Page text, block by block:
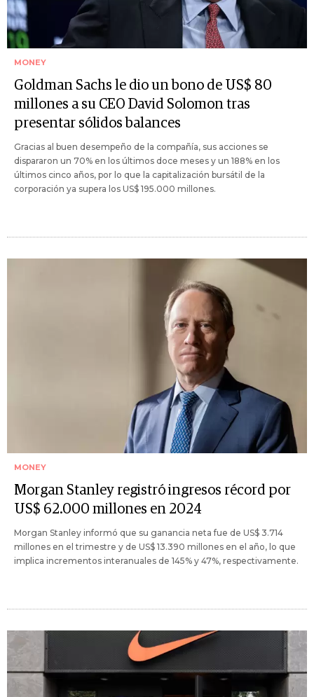
MONEY
Goldman Sachs le dio un bono de US$ 80
millones a su CEO David Solomon tras
presentar sólidos balances
Gracias al buen desempeño de la compañía, sus acciones se
dispararon un 70% en los últimos doce meses y un 188% en los
últimos cinco años, por lo que la capitalización bursátil de la
corporación ya supera los US$ 195.000 millones.
MONEY
Morgan Stanley registró ingresos récord por
US$ 62.000 millones en 2024
Morgan Stanley informó que su ganancia neta fue de US$ 3.714
millones en el trimestre y de US$ 13.390 millones en el año, lo que
implica incrementos interanuales de 145% y 47%, respectivamente.